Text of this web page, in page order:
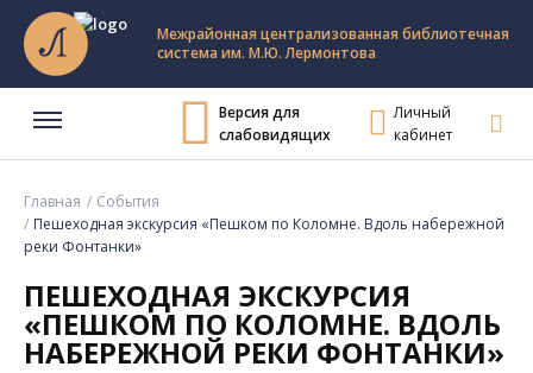
Межрайонная централизованная библиотечная
система им. М.Ю. Лермонтова
Версия для
слабовидящих
Личный
кабинет
Главная
События
Пешеходная экскурсия «Пешком по Коломне. Вдоль набережной
реки Фонтанки»
ПЕШЕХОДНАЯ ЭКСКУРСИЯ
«ПЕШКОМ ПО КОЛОМНЕ. ВДОЛЬ
НАБЕРЕЖНОЙ РЕКИ ФОНТАНКИ»